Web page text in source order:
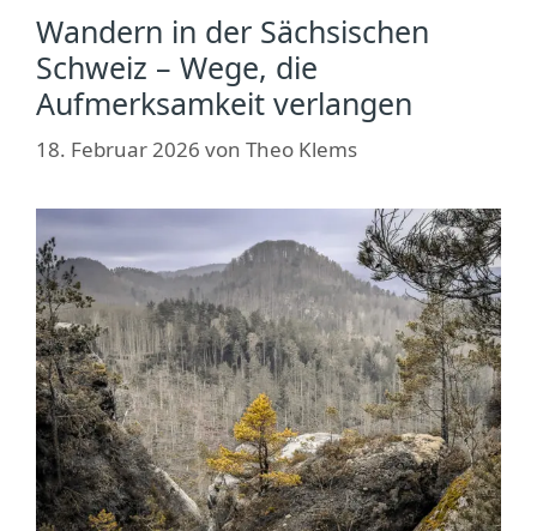
Wandern in der Sächsischen
Schweiz – Wege, die
Aufmerksamkeit verlangen
18. Februar 2026 von Theo Klems